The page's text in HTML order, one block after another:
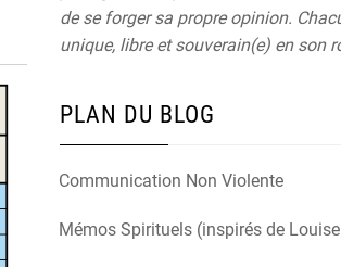
de se forger sa propre opinion.
unique, libre et souverain(e) en son
PLAN DU BLOG
Communication Non Violente
Mémos Spirituels (inspirés de